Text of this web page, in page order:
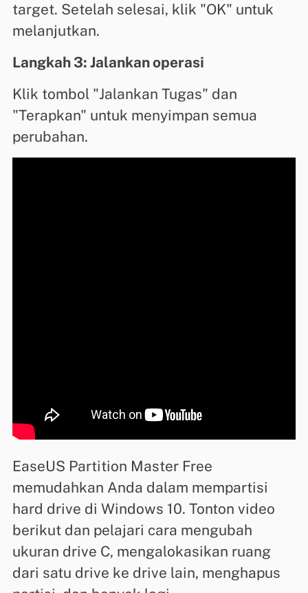
target. Setelah selesai, klik "OK" untuk
melanjutkan.
Langkah 3: Jalankan operasi
Klik tombol "Jalankan Tugas" dan
"Terapkan" untuk menyimpan semua
perubahan.
EaseUS Partition Master Free
memudahkan Anda dalam mempartisi
hard drive di Windows 10. Tonton video
berikut dan pelajari cara mengubah
ukuran drive C, mengalokasikan ruang
dari satu drive ke drive lain, menghapus